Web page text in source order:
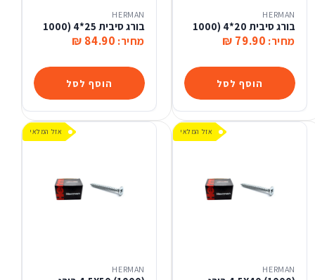
הוסף לסל
HERMAN
בורג סיבית 20*4 (1000
מחיר: 79.90 ₪
הוסף לסל
HERMAN
בורג סיבית 25*4 (1000
מחיר: 84.90 ₪
אזל המלאי
HERMAN
אזל המלאי
HERMAN